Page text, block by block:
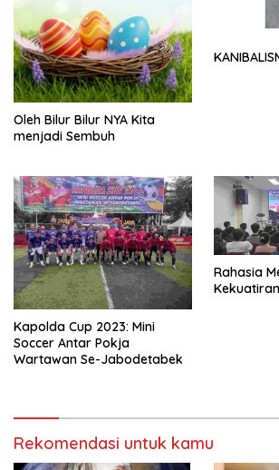
Oleh Bilur Bilur NYA Kita
menjadi Sembuh
Kapolda Cup 2023: Mini
Soccer Antar Pokja
Wartawan Se-Jabodetabek
Rahasia
Kekuatiran
Rekomendasi untuk kamu